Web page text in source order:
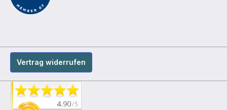
Vertrag widerrufen